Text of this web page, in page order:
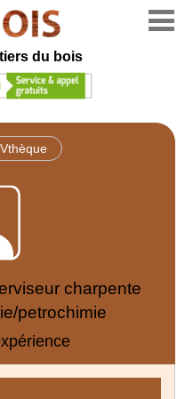
du bois
charpente
petrochimie